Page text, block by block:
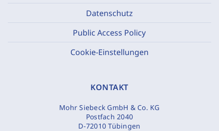
Datenschutz
Public Access Policy
Cookie-Einstellungen
KONTAKT
Mohr Siebeck GmbH & Co. KG
Postfach 2040
D-72010 Tübingen